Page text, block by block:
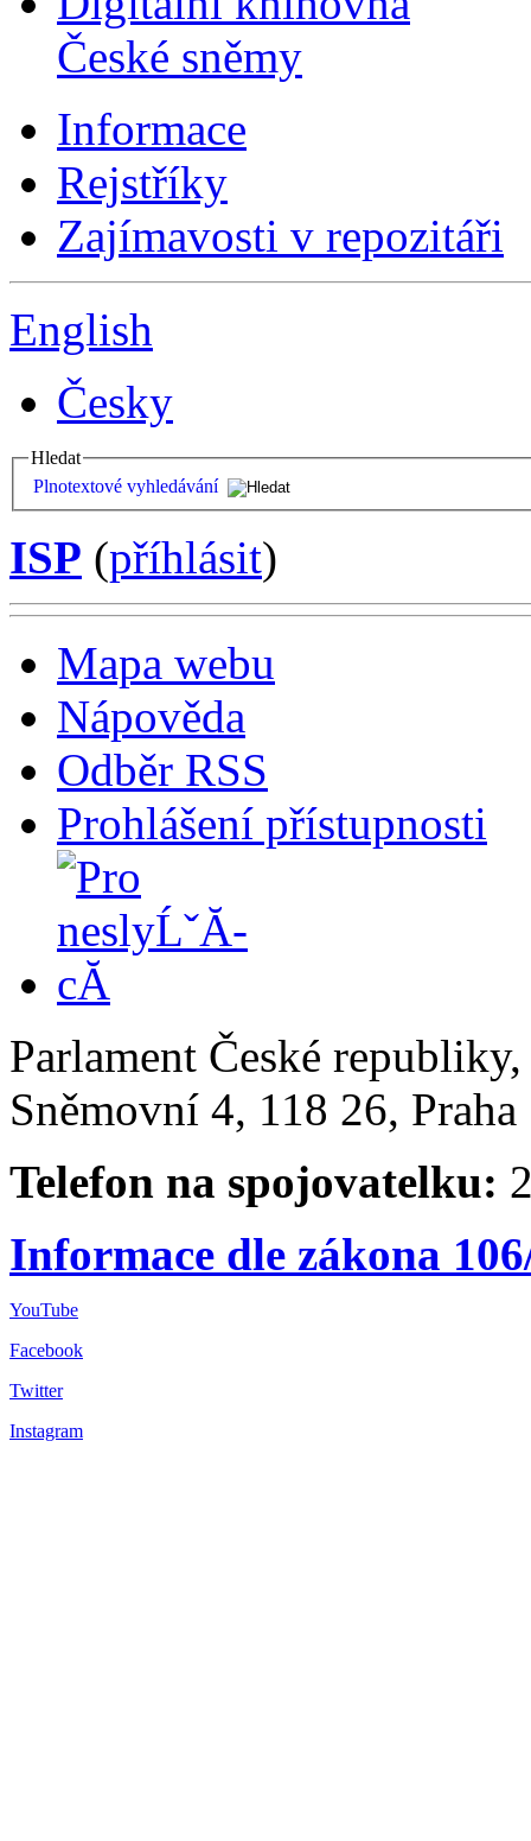
České sněmy
Informace
Rejstříky
Zajímavosti v repozitáři
English
Česky
Hledat
Plnotextové vyhledávání
ISP (příhlásit)
Mapa webu
Nápověda
Odběr RSS
Prohlášení přístupnosti
Parlament České
Sněmovní 4, 118 26,
Telefon na spojovatelku:
Informace dle zákona
YouTube
Facebook
Twitter
Instagram